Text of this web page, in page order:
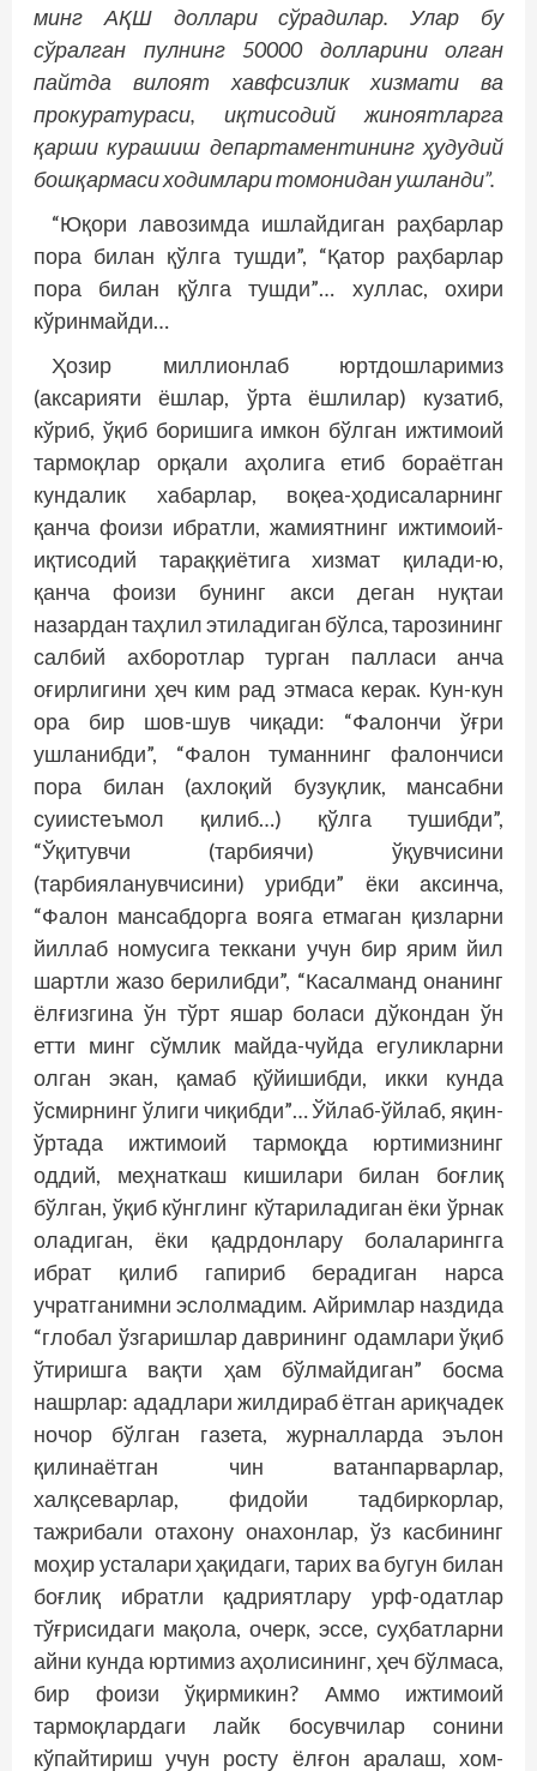
минг АҚШ доллари сўрадилар. Улар бу
сўралган пулнинг 50000 долларини олган
пайтда вилоят хавфсизлик хизмати ва
прокуратураси, иқтисодий жиноятларга
қарши курашиш департаментининг ҳудудий
бош­қармаси ходимлари томонидан ушланди”.
“Юқори лавозимда ишлайдиган раҳбарлар
пора билан қўлга тушди”, “Қатор раҳбарлар
пора билан қўлга тушди”… хуллас, охири
кўринмайди…
Ҳозир миллионлаб юртдошларимиз
(аксарияти ёшлар, ўрта ёшлилар) кузатиб,
кўриб, ўқиб боришига имкон бўлган ижтимоий
тармоқлар орқали аҳолига етиб бораётган
кундалик хабарлар, воқеа-ҳодисаларнинг
қанча фоизи ибратли, жамиятнинг ижтимоий-
иқтисодий тараққиётига хизмат қилади-ю,
қанча фоизи бунинг акси деган нуқтаи
назардан таҳлил этиладиган бўлса, тарозининг
салбий ахборотлар турган палласи анча
оғирлигини ҳеч ким рад этмаса керак. Кун-кун
ора бир шов-шув чиқади: “Фалончи ўғри
ушланибди”, “Фалон туманнинг фалончиси
пора билан (ахлоқий бузуқлик, мансабни
суиистеъмол қилиб…) қўлга тушибди”,
“Ўқитувчи (тарбиячи) ўқувчисини
(тарбияланувчисини) урибди” ёки аксинча,
“Фалон мансабдорга вояга етмаган қизларни
йиллаб номусига теккани учун бир ярим йил
шартли жазо берилибди”, “Касалманд онанинг
ёлғизгина ўн тўрт яшар боласи дўкондан ўн
етти минг сўмлик майда-чуйда егуликларни
олган экан, қамаб қўйишибди, икки кунда
ўсмирнинг ўлиги чиқибди”… Ўйлаб-ўйлаб, яқин-
ўртада ижтимоий тармоқда юртимизнинг
оддий, меҳнаткаш кишилари билан боғлиқ
бўлган, ўқиб кўнглинг кўтариладиган ёки ўрнак
оладиган, ёки қадрдонлару болаларингга
ибрат қилиб гапириб берадиган нарса
учратганимни эслолмадим. Айримлар наздида
“глобал ўзгаришлар даврининг одамлари ўқиб
ўтиришга вақти ҳам бўлмайдиган” босма
нашрлар: ададлари жилдираб ётган ариқчадек
ночор бўлган газета, журналларда эълон
қилинаётган чин ватанпарварлар,
халқсеварлар, фидойи тадбиркорлар,
тажрибали отахону онахонлар, ўз касбининг
моҳир усталари ҳақидаги, тарих ва бугун билан
боғлиқ ибратли қадриятлару урф-одатлар
тўғрисидаги мақола, очерк, эссе, суҳбатларни
айни кунда юртимиз аҳолисининг, ҳеч бўлмаса,
бир фоизи ўқирмикин? Аммо ижтимоий
тармоқлардаги лайк босувчилар сонини
кўпайтириш учун росту ёлғон аралаш, хом-